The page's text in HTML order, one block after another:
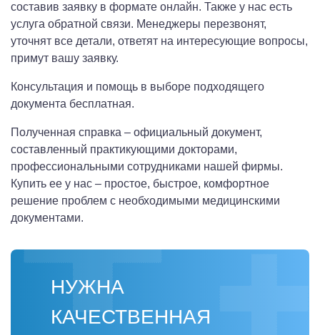
составив заявку в формате онлайн. Также у нас есть
услуга обратной связи. Менеджеры перезвонят,
уточнят все детали, ответят на интересующие вопросы,
примут вашу заявку.
Консультация и помощь в выборе подходящего
документа бесплатная.
Полученная справка – официальный документ,
составленный практикующими докторами,
профессиональными сотрудниками нашей фирмы.
Купить ее у нас – простое, быстрое, комфортное
решение проблем с необходимыми медицинскими
документами.
НУЖНА
КАЧЕСТВЕННАЯ